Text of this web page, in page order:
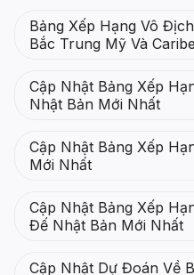
Bảng Xếp Hạng Vô
Bắc Trung Mỹ Và Caribe
Cập Nhật Bảng Xếp
Nhật Bản Mới Nhất
Cập Nhật Bảng Xếp
Mới Nhất
Cập Nhật Bảng Xếp
Đế Nhật Bản Mới Nhất
Cập Nhật Dự Đoán Về